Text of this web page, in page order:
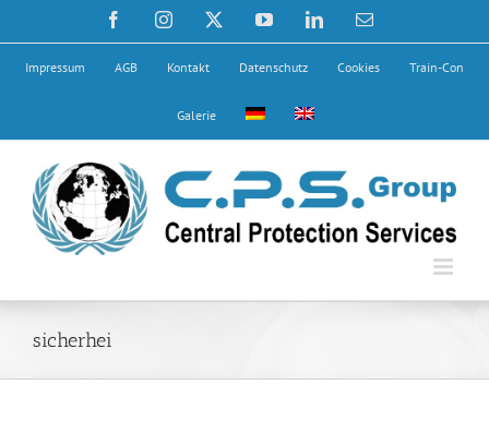
Inhalt
springen
FacebookInstagram YouTubeLinkedInE-
Impressum AGB Kontakt Datenschutz Cookies Train-Con
Galerie
sicherhei